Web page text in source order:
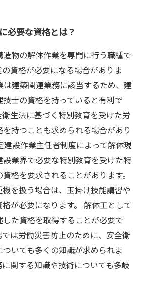
必要な資格とは？
物の解体作業を専門に行う職種で
資格が必要になる場合がありま
は建築関連業務に該当するため、建
士の資格を持っていると有利で
生法に基づく特別教育を受けた労
持つことも求められる場合があり
建設作業主任者制度によって解体現
業界で必要な特別教育を受けた特
格を要求されることがあります。
機を扱う場合は、玉掛け技能講習や
が必要になります。 解体工として
た資格を取得することが必要で
は労働災害防止のために、安全衛
いても多くの知識が求められま
関する知識や技術についても多岐